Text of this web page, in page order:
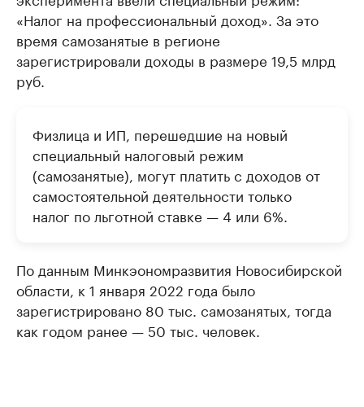
«Налог на профессиональный доход». За это
время самозанятые в регионе
зарегистрировали доходы в размере 19,5 млрд
руб.
Физлица и ИП, перешедшие на новый
специальный налоговый режим
(самозанятые), могут платить с доходов от
самостоятельной деятельности только
налог по льготной ставке — 4 или 6%.
По данным Минкэономразвития Новосибирской
области, к 1 января 2022 года было
зарегистрировано 80 тыс. самозанятых, тогда
как годом ранее — 50 тыс. человек.